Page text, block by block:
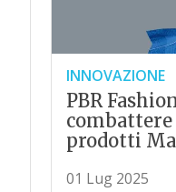
INNOVAZIONE
PBR
prodotti
01 Lug 2025